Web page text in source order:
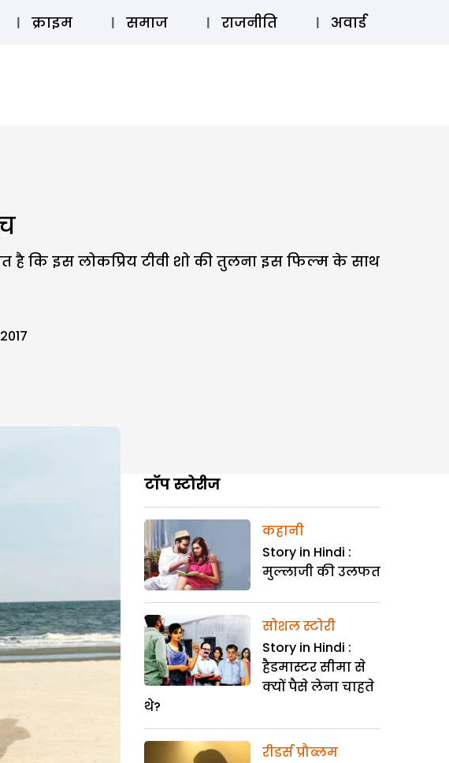
ऑडियो स्टोरी लॉग इन ⚲ SUBSCRIBE
क्राइम समाज राजनीति अवार्ड
है कि इस लोकप्रिय टीवी शो की तुलना इस फिल्म के साथ
टॉप स्टोरीज
कहानी
Story in Hindi :
मुल्लाजी की उलफत
सोशल स्टोरी
Story in Hindi :
हैडमास्टर सीमा से
क्यों पैसे लेना चाहते
थे?
रीडर्स प्रौब्लम